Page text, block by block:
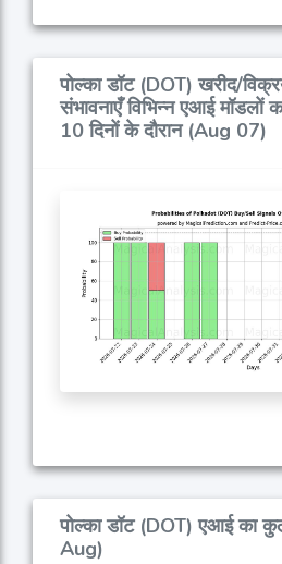
पोल्का डॉट (DOT) खरीद/
संभावनाएँ विभिन्न एआई मॉडलों
10 दिनों के दौरान (Aug 07)
पोल्का डॉट (DOT) एआई का
Aug)